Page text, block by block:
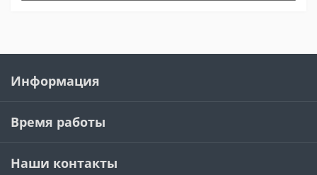
Информация
Время работы
Наши контакты